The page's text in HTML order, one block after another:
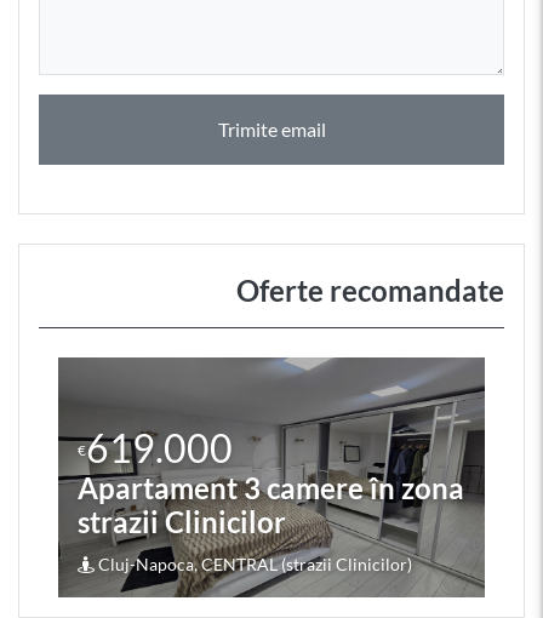
Trimite email
Oferte recomandate
€619.000
Apartament 3 camere în zona
strazii Clinicilor
Cluj-Napoca, CENTRAL (strazii Clinicilor)